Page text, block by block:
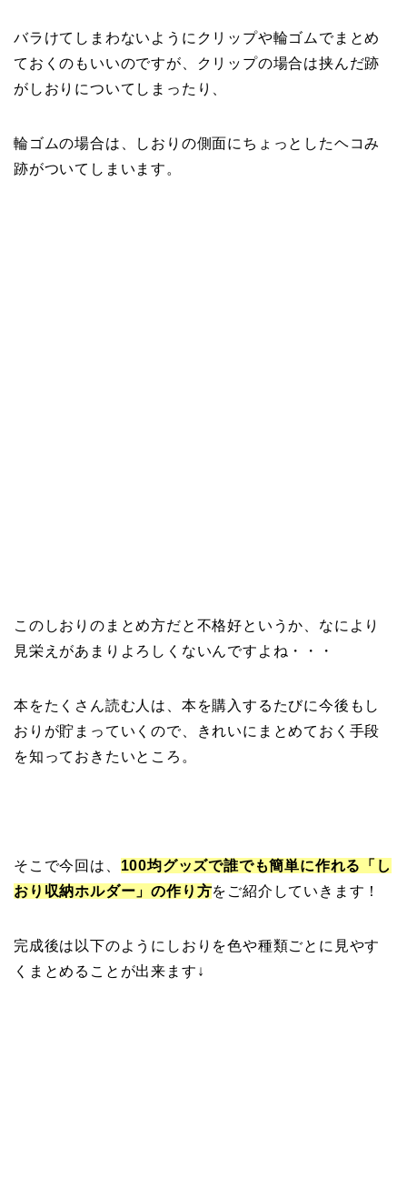
バラけてしまわないようにクリップや輪ゴムでまとめ
ておくのもいいのですが、クリップの場合は挟んだ跡
がしおりについてしまったり、
輪ゴムの場合は、しおりの側面にちょっとしたヘコみ
跡がついてしまいます。
このしおりのまとめ方だと不格好というか、なにより
見栄えがあまりよろしくないんですよね・・・
本をたくさん読む人は、本を購入するたびに今後もし
おりが貯まっていくので、きれいにまとめておく手段
を知っておきたいところ。
そこで今回は、 100均グッズで誰でも簡単に作れる「し
おり収納ホルダー」の作り方をご紹介していきます！
完成後は以下のようにしおりを色や種類ごとに見やす
くまとめることが出来ます↓